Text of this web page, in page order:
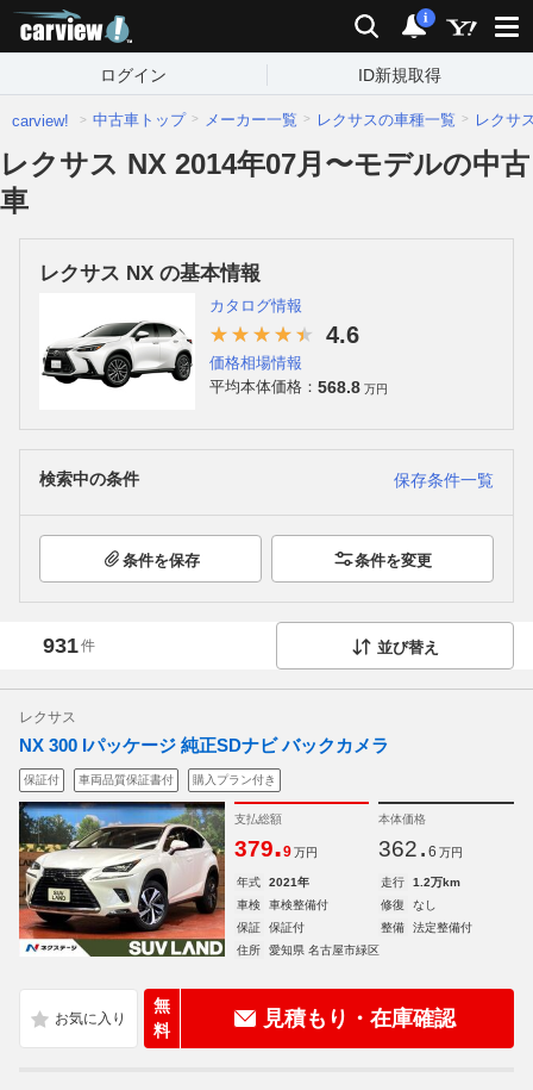
検索 通知
i
ログイン ID新規取得
carview! 中古車トップ メーカー一覧 レクサスの車種一覧 レクサ
レクサス NX 2014年07月〜モデルの中古
車
レクサス NX の基本情報
カタログ情報
4.6
価格相場情報
平均本体価格： 568.8 万円
検索中の条件 保存条件一覧
条件を保存 条件を変更
931件 並び替え
レクサス
NX 300 Iパッケージ 純正SDナビ バックカメラ
保証付 車両品質保証書付 購入プラン付き
支払総額
379.9 万円
本体価格
362. 6 万円
年式 2021年 走行
1.2万km
車検
車検整備付 修復
なし
保証
保証付 整備
法定整備付
住所
愛知県 名古屋市緑区
無
料
見積もり・在庫確認